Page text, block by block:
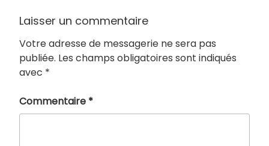
Laisser un commentaire
Votre adresse de messagerie ne sera pas
publiée. Les champs obligatoires sont indiqués
avec *
Commentaire *